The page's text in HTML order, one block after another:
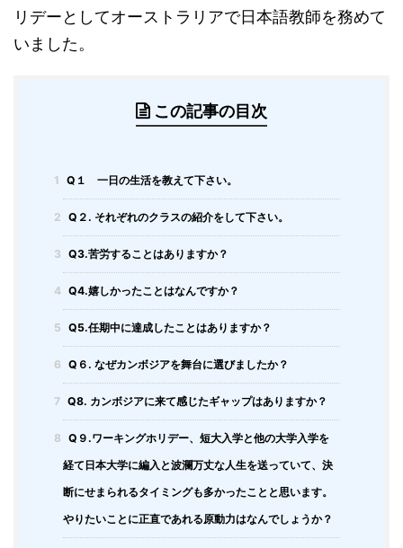
リデーとしてオーストラリアで日本語教師を務めて
いました。
この記事の目次
1 Q１ 一日の生活を教えて下さい。
2 Q２. それぞれのクラスの紹介をして下さい。
3 Q3.苦労することはありますか？
4 Q4.嬉しかったことはなんですか？
5 Q5.任期中に達成したことはありますか？
6 Q６. なぜカンボジアを舞台に選びましたか？
7 Q8. カンボジアに来て感じたギャップはありますか？
8 Q９.ワーキングホリデー、短大入学と他の大学入学を
経て日本大学に編入と波瀾万丈な人生を送っていて、決
断にせまられるタイミングも多かったことと思います。
やりたいことに正直であれる原動力はなんでしょうか？